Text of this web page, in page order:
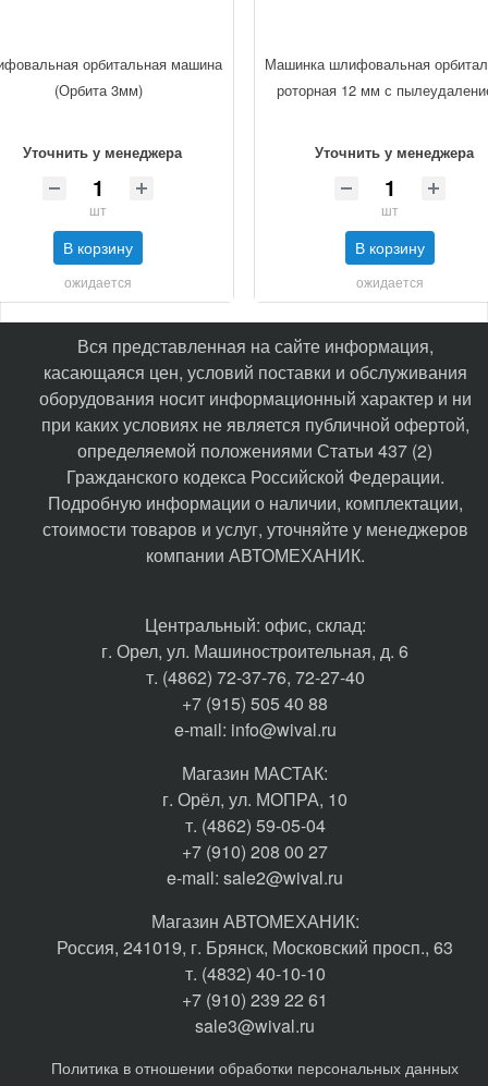
орбитальная машина
(Орбита 3мм)
Уточнить у менеджера
шт
В корзину
ожидается
Машинка шлифовальная
роторная 12 мм с
Уточнить у менеджера
шт
В корзину
ожидается
Вся представленная на сайте информация,
касающаяся цен, условий поставки и обслуживания
оборудования носит информационный характер и ни
при каких условиях не является публичной офертой,
определяемой положениями Статьи 437 (2)
Гражданского кодекса Российской Федерации.
Подробную информации о наличии, комплектации,
стоимости товаров и услуг, уточняйте у менеджеров
компании АВТОМЕХАНИК.
​Центральный: офис, склад:
г. Орел, ул. Машиностроительная, д. 6
т. (4862) 72-37-76, 72-27-40
+7 (915) 505 40 88
e-mail: info@wival.ru
Магазин МАСТАК:
г. Орёл, ул. МОПРА, 10
т. (4862) 59-05-04
+7 (910) 208 00 27
e-mail: sale2@wival.ru
Магазин АВТОМЕХАНИК:
Россия, 241019, г. Брянск, Московский просп., 63
т. (4832) 40-10-10
+7 (910) 239 22 61
sale3@wival.ru
Политика в отношении обработки персональных данных